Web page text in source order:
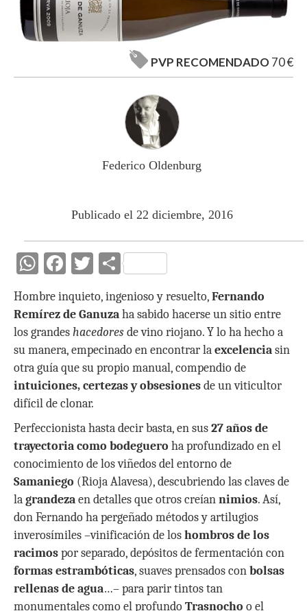
PVP RECOMENDADO70 €
Federico Oldenburg
Publicado el 22 diciembre, 2016
W
h
at
s
A
p
p
F
ac
e
b
o
o
k
T
w
itt
er
C
m
p
ar
ti
r
Hombre inquieto, ingenioso y resuelto,Fernando
Remírez de Ganuzaha sabido hacerse un sitio entre
los grandeshacedoresde vino riojano. Y lo ha hecho a
su manera, empecinado en encontrar laexcelenciasin
otra guía que su propio manual, compendio de
intuiciones, certezas y obsesionesde un viticultor
difícil de clonar.
Perfeccionista hasta decir basta, en sus27 años de
trayectoria como bodeguero ha profundizado en el
conocimiento de los viñedos del entorno de
Samaniego (Rioja Alavesa), descubriendo las claves de
lagrandezaen detalles que otros creíannimios. Así,
don Fernando ha pergeñado métodos y artilugios
inverosímiles –vinificación de loshombros de los
racimospor separado, depósitos de fermentación con
formas estrambóticas, suaves prensados conbolsas
rellenas de agua…– para parir tintos tan
monumentales como el profundoTrasnocho o el